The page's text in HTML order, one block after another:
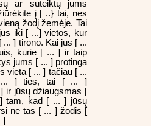
ar suteiktų jums
į [ ..} tai, nes
žodį žemėje. Tai
iki [ ...] vietos, kur
... ] tirono. Kai jūs [ ...
kurie [ ... ] ir taip
jums [ ... ] protinga
vieta [ ... ] tačiau [ ...
] ties, tai [ ... ]
ir jūsų džiaugsmas [
tam, kad [ ... ] jūsų
ne tas [ ... ] žodis [
]